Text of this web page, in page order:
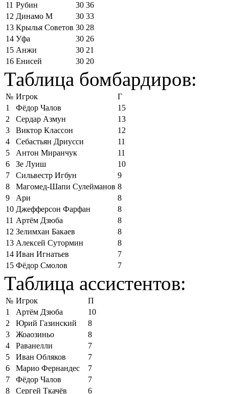
11 Рубин 30 36
12 Динамо М 30 33
13 Крылья Советов 30 28
14 Уфа 30 26
15 Анжи 30 21
16 Енисей 30 20
Таблица бомбардиров:
№ Игрок
Г
1
Фёдор Чалов
15
2
Сердар Азмун
13
3
Виктор Классон
12
4
Себастьян Дриусси
11
5
Антон Миранчук
11
6
Зе Луиш
10
7
Сильвестр Игбун
9
8
Магомед-Шапи Сулейманов 8
9
Ари
8
10 Джефферсон Фарфан
8
11 Артём Дзюба
8
12 Зелимхан Бакаев
8
13 Алексей Сутормин
8
14 Иван Игнатьев
7
15 Фёдор Смолов 7
Таблица ассистентов:
№ Игрок
П
1
Артём Дзюба
10
2
Юрий Газинский
8
3
Жоаозиньо
8
4
Раванелли
7
5
Иван Обляков
7
6
Марио Фернандес
7
7
Фёдор Чалов
7
8
Сергей Ткачёв 6